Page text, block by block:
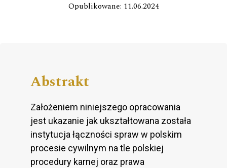
Opublikowane: 11.06.2024
Abstrakt
Założeniem niniejszego opracowania
jest ukazanie jak ukształtowana została
instytucja łączności spraw w polskim
procesie cywilnym na tle polskiej
procedury karnej oraz prawa